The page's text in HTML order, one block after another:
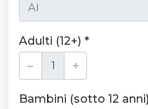
Adulti (12+) *
Bambini (sotto 12